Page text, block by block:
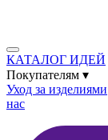
КАТАЛОГ ИДЕЙ
Покупателям ▾
Уход за изделиями
нас